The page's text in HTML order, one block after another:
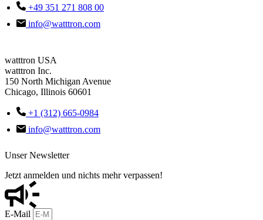
+49 351 271 808 00
info@watttron.com
watttron USA
watttron Inc.
150 North Michigan Avenue
Chicago, Illinois 60601
+1 (312) 665-0984
info@watttron.com
Unser Newsletter
Jetzt anmelden und nichts mehr verpassen!
E-Mail